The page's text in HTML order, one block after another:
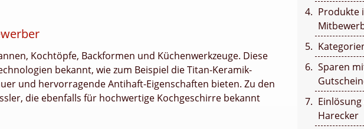
Produkte
Sparen
Harecker
Kochtöpfe, Backformen und Küchenwerkzeuge. Diese
bekannt, wie zum Beispiel die Titan-Keramik-
und hervorragende Antihaft-Eigenschaften bieten. Zu den
die ebenfalls für hochwertige Kochgeschirre bekannt